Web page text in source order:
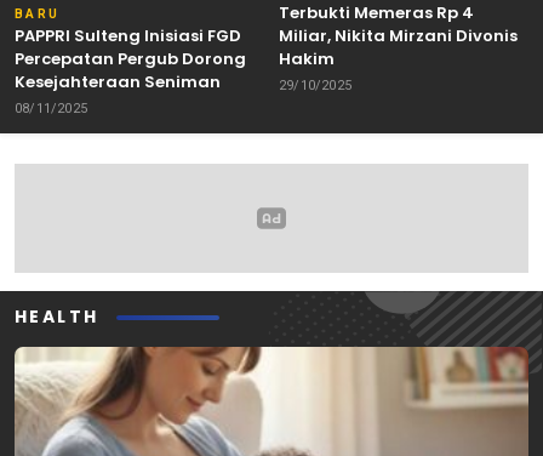
BARU
PAPPRI Sulteng Inisiasi FGD
Percepatan Pergub Dorong
Kesejahteraan Seniman
08/11/2025
Terbukti Memeras Rp 4
Miliar, Nikita Mirzani Divonis
Hakim
29/10/2025
HEALTH